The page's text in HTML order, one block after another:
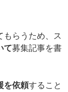
もらうため、ス
て募集記事を書
を依頼すること